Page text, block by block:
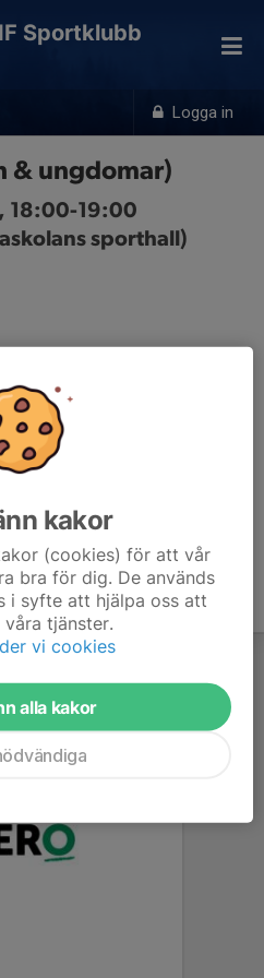
Logga in
Sportklubb
& ungdomar)
18:00-19:00
sporthall)
kakor
(cookies) för att vår
bra för dig. De används
i syfte att hjälpa oss att
tjänster.
vi cookies
alla kakor